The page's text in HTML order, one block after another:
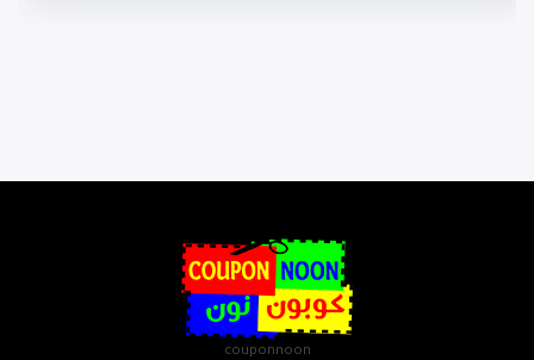
couponnoon